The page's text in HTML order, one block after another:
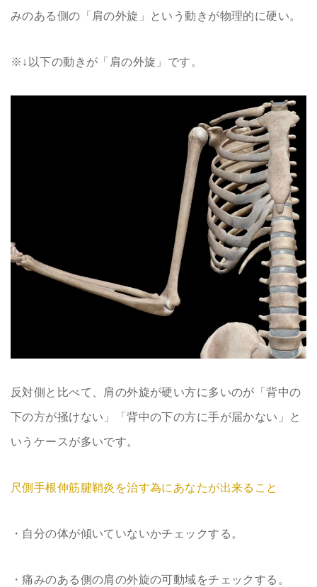
みのある側の「肩の外旋」という動きが物理的に硬い。
※↓以下の動きが「肩の外旋」です。
反対側と比べて、肩の外旋が硬い方に多いのが「背中の
下の方が掻けない」「背中の下の方に手が届かない」と
いうケースが多いです。
尺側手根伸筋腱鞘炎を治す為にあなたが出来ること
・自分の体が傾いていないかチェックする。
・痛みのある側の肩の外旋の可動域をチェックする。